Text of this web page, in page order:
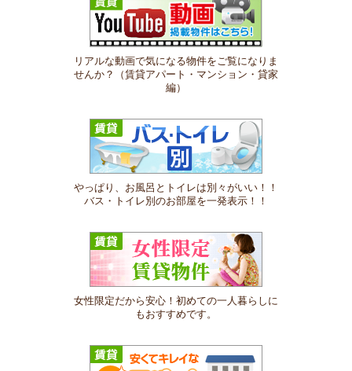
リアルな動画で気になる物件をご覧になりま
せんか？（賃貸アパート・マンション・貸家
編）
やっぱり、お風呂とトイレは別々がいい！！
バス・トイレ別のお部屋を一発表示！！
女性限定だから安心！初めての一人暮らしに
もおすすめです。